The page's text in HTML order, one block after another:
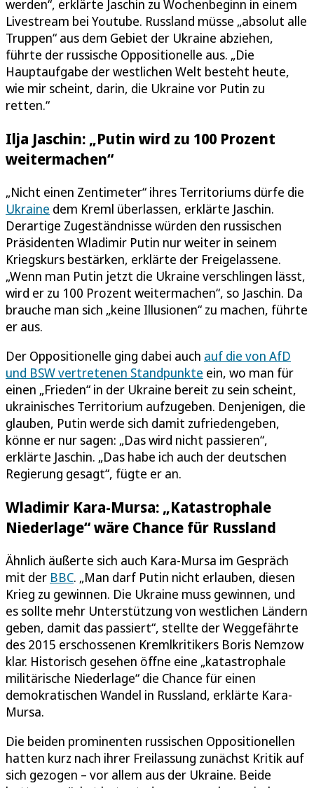
werden“, erklärte Jaschin zu Wochenbeginn in einem
Livestream bei Youtube. Russland müsse „absolut alle
Truppen“ aus dem Gebiet der Ukraine abziehen,
führte der russische Oppositionelle aus. „Die
Hauptaufgabe der westlichen Welt besteht heute,
wie mir scheint, darin, die Ukraine vor Putin zu
retten.“
Ilja Jaschin: „Putin wird zu 100 Prozent
weitermachen“
„Nicht einen Zentimeter“ ihres Territoriums dürfe die
Ukraine dem Kreml überlassen, erklärte Jaschin.
Derartige Zugeständnisse würden den russischen
Präsidenten Wladimir Putin nur weiter in seinem
Kriegskurs bestärken, erklärte der Freigelassene.
„Wenn man Putin jetzt die Ukraine verschlingen lässt,
wird er zu 100 Prozent weitermachen“, so Jaschin. Da
brauche man sich „keine Illusionen“ zu machen, führte
er aus.
Der Oppositionelle ging dabei auch auf die von AfD
und BSW vertretenen Standpunkte ein, wo man für
einen „Frieden“ in der Ukraine bereit zu sein scheint,
ukrainisches Territorium aufzugeben. Denjenigen, die
glauben, Putin werde sich damit zufriedengeben,
könne er nur sagen: „Das wird nicht passieren“,
erklärte Jaschin. „Das habe ich auch der deutschen
Regierung gesagt“, fügte er an.
Wladimir Kara-Mursa: „Katastrophale
Niederlage“ wäre Chance für Russland
Ähnlich äußerte sich auch Kara-Mursa im Gespräch
mit der BBC. „Man darf Putin nicht erlauben, diesen
Krieg zu gewinnen. Die Ukraine muss gewinnen, und
es sollte mehr Unterstützung von westlichen Ländern
geben, damit das passiert“, stellte der Weggefährte
des 2015 erschossenen Kremlkritikers Boris Nemzow
klar. Historisch gesehen öffne eine „katastrophale
militärische Niederlage“ die Chance für einen
demokratischen Wandel in Russland, erklärte Kara-
Mursa.
Die beiden prominenten russischen Oppositionellen
hatten kurz nach ihrer Freilassung zunächst Kritik auf
sich gezogen – vor allem aus der Ukraine. Beide